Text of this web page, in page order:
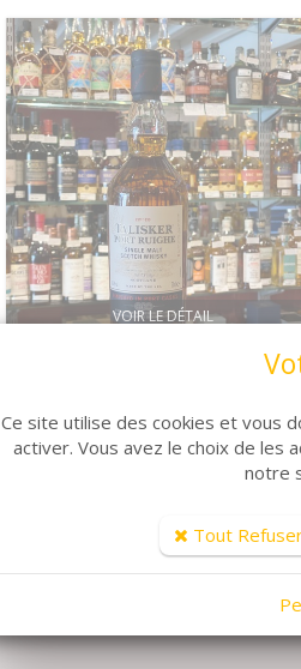
VOIR LE DÉTAIL
Ce site utilise des cookies et vous
activer. Vous avez le choix de les
notre
Tout